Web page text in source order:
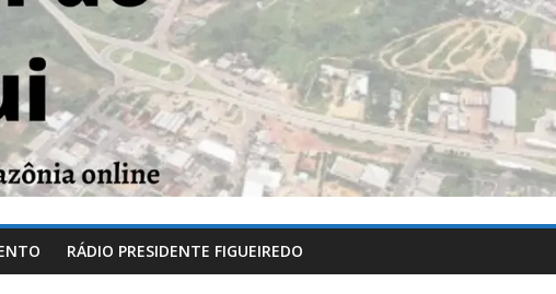
RÁDIO PRESIDENTE FIGUEIREDO